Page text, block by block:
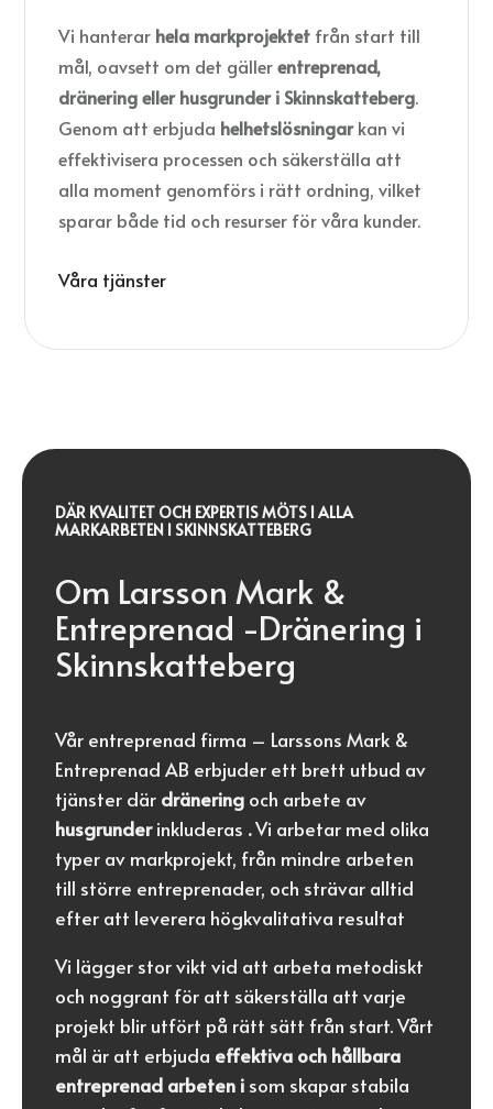
Vi hanterar hela markprojektet från start till
mål, oavsett om det gällerentreprenad,
dränering eller husgrunder i Skinnskatteberg.
Genom att erbjuda helhetslösningarkan vi
effektivisera processen och säkerställa att
alla moment genomförs i rätt ordning, vilket
sparar både tid och resurser för våra kunder.
Våra tjänster
DÄR KVALITET OCH EXPERTIS MÖTS I ALLA
MARKARBETEN I SKINNSKATTEBERG
Om Larsson Mark &
Entreprenad -Dränering i
Skinnskatteberg
Vår entreprenad firma – Larssons Mark &
Entreprenad AB erbjuder ett brett utbud av
tjänster där dränering och arbete av
husgrunderinkluderas .Vi arbetar med olika
typer av markprojekt, från mindre arbeten
till större entreprenader, och strävar alltid
efter att leverera högkvalitativa resultat
Vi lägger stor vikt vid att arbeta metodiskt
och noggrant för att säkerställa att varje
projekt blir utfört på rätt sätt från start. Vårt
mål är att erbjuda effektiva och hållbara
entreprenad arbeten i som skapar stabila